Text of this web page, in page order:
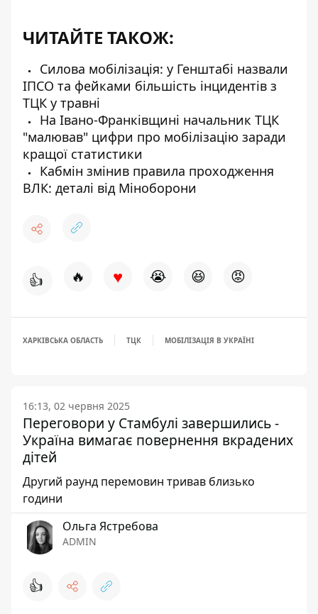
ЧИТАЙТЕ ТАКОЖ:
Силова мобілізація: у Генштабі назвали
ІПСО та фейками більшість інцидентів з
ТЦК у травні
На Івано-Франківщині начальник ТЦК
"малював" цифри про мобілізацію заради
кращої статистики
Кабмін змінив правила проходження
ВЛК: деталі від Міноборони
👍 🔥 ♥ 😭 😆 😡
ХАРКІВСЬКА ОБЛАСТЬ ТЦК МОБІЛІЗАЦІЯ В УКРАЇНІ
16:13, 02 червня 2025
Переговори у Стамбулі завершились -
Україна вимагає повернення вкрадених
дітей
Другий раунд перемовин тривав близько
години
Ольга Ястребова
ADMIN
👍